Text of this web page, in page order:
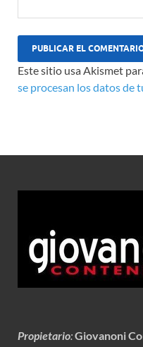
Este sitio usa Akismet
se procesan los datos de
Propietario:Giovanoni